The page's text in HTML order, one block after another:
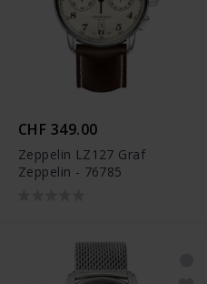
CHF 349.00
Zeppelin LZ127 Graf
Zeppelin - 76785